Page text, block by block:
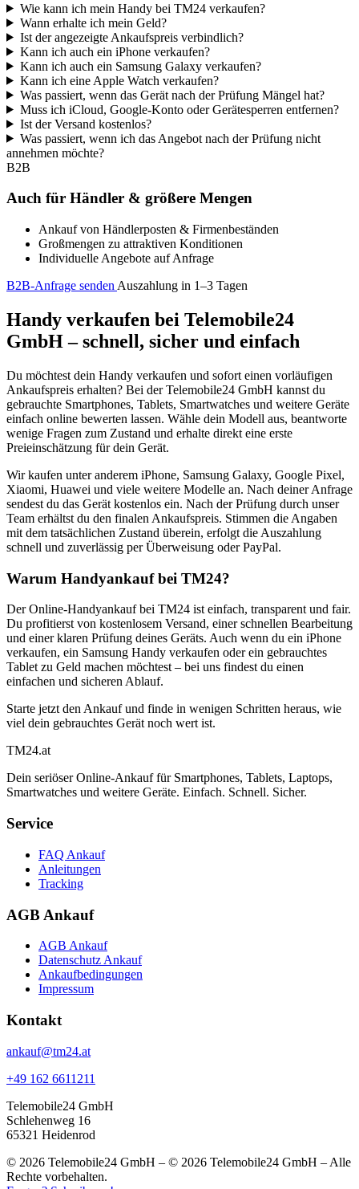
Wie kann ich mein Handy bei TM24 verkaufen?
Wann erhalte ich mein Geld?
Ist der angezeigte Ankaufspreis verbindlich?
Kann ich auch ein iPhone verkaufen?
Kann ich auch ein Samsung Galaxy verkaufen?
Kann ich eine Apple Watch verkaufen?
Was passiert, wenn das Gerät nach der Prüfung Mängel hat?
Muss ich iCloud, Google-Konto oder Gerätesperren entfernen?
Ist der Versand kostenlos?
Was passiert, wenn ich das Angebot nach der Prüfung nicht
annehmen möchte?
B2B
Auch für Händler & größere Mengen
Ankauf von Händlerposten & Firmenbeständen
Großmengen zu attraktiven Konditionen
Individuelle Angebote auf Anfrage
B2B-Anfrage senden Auszahlung in 1–3 Tagen
Handy verkaufen bei Telemobile24
GmbH – schnell, sicher und einfach
Du möchtest dein Handy verkaufen und sofort einen vorläufigen
Ankaufspreis erhalten? Bei der Telemobile24 GmbH kannst du
gebrauchte Smartphones, Tablets, Smartwatches und weitere Geräte
einfach online bewerten lassen. Wähle dein Modell aus, beantworte
wenige Fragen zum Zustand und erhalte direkt eine erste
Preieinschätzung für dein Gerät.
Wir kaufen unter anderem iPhone, Samsung Galaxy, Google Pixel,
Xiaomi, Huawei und viele weitere Modelle an. Nach deiner Anfrage
sendest du das Gerät kostenlos ein. Nach der Prüfung durch unser
Team erhältst du den finalen Ankaufspreis. Stimmen die Angaben
mit dem tatsächlichen Zustand überein, erfolgt die Auszahlung
schnell und zuverlässig per Überweisung oder PayPal.
Warum Handyankauf bei TM24?
Der Online-Handyankauf bei TM24 ist einfach, transparent und fair.
Du profitierst von kostenlosem Versand, einer schnellen Bearbeitung
und einer klaren Prüfung deines Geräts. Auch wenn du ein iPhone
verkaufen, ein Samsung Handy verkaufen oder ein gebrauchtes
Tablet zu Geld machen möchtest – bei uns findest du einen
einfachen und sicheren Ablauf.
Starte jetzt den Ankauf und finde in wenigen Schritten heraus, wie
viel dein gebrauchtes Gerät noch wert ist.
TM24.at
Dein seriöser Online-Ankauf für Smartphones, Tablets, Laptops,
Smartwatches und weitere Geräte. Einfach. Schnell. Sicher.
Service
FAQ Ankauf
Anleitungen
Tracking
AGB Ankauf
AGB Ankauf
Datenschutz Ankauf
Ankaufbedingungen
Impressum
Kontakt
ankauf@tm24.at
+49 162 6611211
Telemobile24 GmbH
Schlehenweg 16
65321 Heidenrod
© 2026 Telemobile24 GmbH – © 2026 Telemobile24 GmbH – Alle
Rechte vorbehalten.